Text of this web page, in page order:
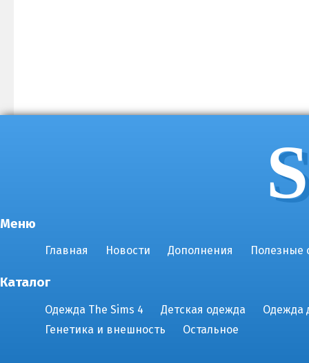
Меню
Главная Новости Дополнения Полезные
Каталог
Одежда The Sims 4 Детская одежда
Одежда
Генетика и внешность
Остальное